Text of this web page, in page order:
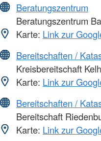
Beratungszentrum
Beratungszentrum
Karte: Link zur
Bereitschaften /
Kreisbereitschaft
Karte: Link zur
Bereitschaften /
Bereitschaft
Karte: Link zur